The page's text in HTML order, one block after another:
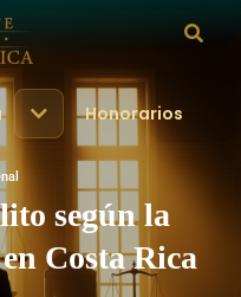
Honorarios
según la
Costa Rica